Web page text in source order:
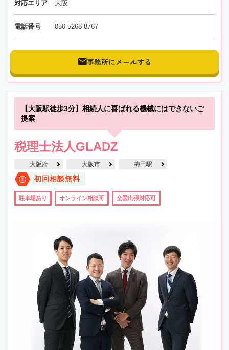
対応エリア 大阪
電話番号 050-5268-8767
事務所にメールする
【大阪駅徒歩3分】相続人に喜ばれる機械にはできないご
提案
税理士法人GLADZ
大阪府 大阪市 梅田駅
初回相談無料
駐車場あり オンライン相談可 全国出張対応可